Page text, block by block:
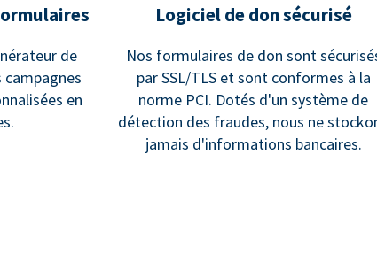
de
en
Logiciel de don sécurisé
Nos formulaires de don sont
par SSL/TLS et sont conformes à la
norme PCI. Dotés d'un système de
détection des fraudes, nous ne
jamais d'informations bancaires.